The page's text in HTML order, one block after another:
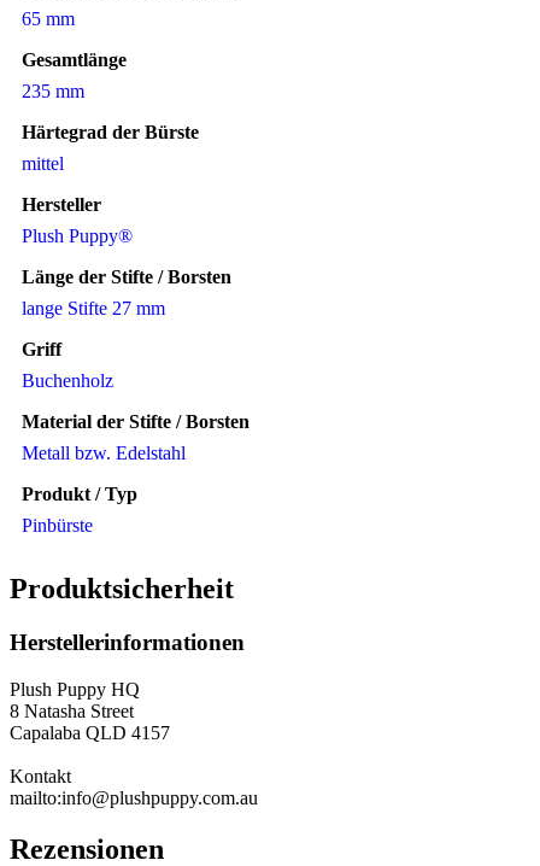
65 mm
Gesamtlänge
235 mm
Härtegrad der Bürste
mittel
Hersteller
Plush Puppy®
Länge der Stifte / Borsten
lange Stifte 27 mm
Griff
Buchenholz
Material der Stifte / Borsten
Metall bzw. Edelstahl
Produkt / Typ
Pinbürste
Produktsicherheit
Herstellerinformationen
Plush Puppy HQ
8 Natasha Street
Capalaba QLD 4157
Kontakt
mailto:info@plushpuppy.com.au
Rezensionen